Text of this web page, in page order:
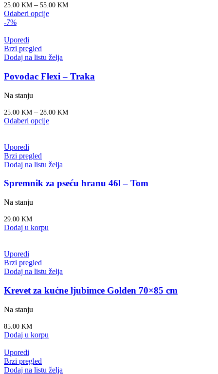
25.00 KM – 55.00 KM
Odaberi opcije
-7%
Uporedi
Brzi pregled
Dodaj na listu želja
Povodac Flexi – Traka
Na stanju
25.00 KM – 28.00 KM
Odaberi opcije
Uporedi
Brzi pregled
Dodaj na listu želja
Spremnik za pseću hranu 46l – Tom
Na stanju
29.00 KM
Dodaj u korpu
Uporedi
Brzi pregled
Dodaj na listu želja
Krevet za kućne ljubimce Golden 70×85 cm
Na stanju
85.00 KM
Dodaj u korpu
Uporedi
Brzi pregled
Dodaj na listu želja